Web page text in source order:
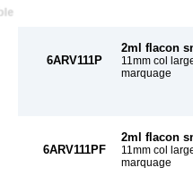
6ARV111P
2ml flacon
11mm col
marquage
6ARV111PF
2ml flacon
11mm col
marquage